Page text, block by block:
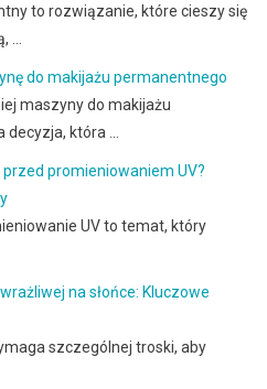
to rozwiązanie, które cieszy się
…
do makijażu permanentnego
maszyny do makijażu
która …
przed promieniowaniem UV?
UV to temat, który
na słońce: Kluczowe
szczególnej troski, aby